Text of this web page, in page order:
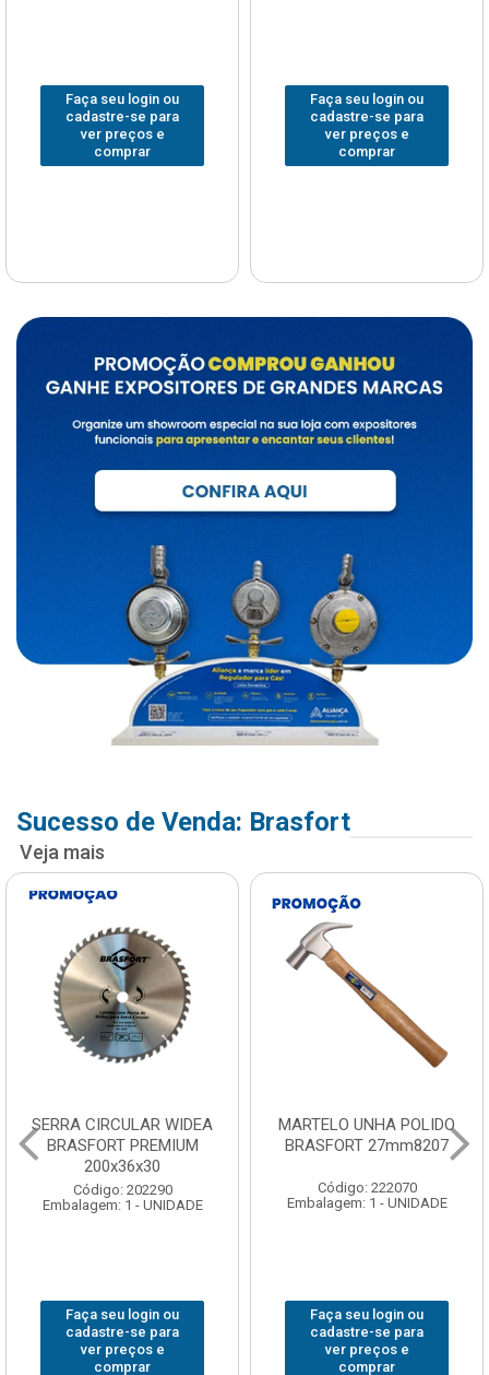
Faça seu login ou
cadastre-se para
ver preços e
comprar
Faça seu login ou
cadastre-se para
ver preços e
comprar
Sucesso de Venda: Brasfort
Veja mais
SERRA CIRCULAR WIDEA
BRASFORT PREMIUM
200x36x30
Código: 202290
Embalagem: 1 - UNIDADE
Faça seu login ou
cadastre-se para
ver preços e
comprar
MARTELO UNHA POLIDO
BRASFORT 27mm8207
Código: 222070
Embalagem: 1 - UNIDADE
Faça seu login ou
cadastre-se para
ver preços e
comprar